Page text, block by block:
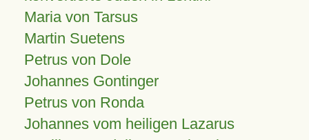
Maria von Tarsus
Martin Suetens
Petrus von Dole
Johannes Gontinger
Petrus von Ronda
Johannes vom heiligen Lazarus